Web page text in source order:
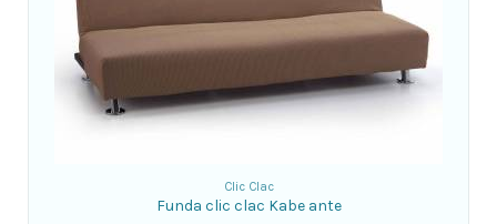
Clic Clac
Funda clic clac Kabe ante